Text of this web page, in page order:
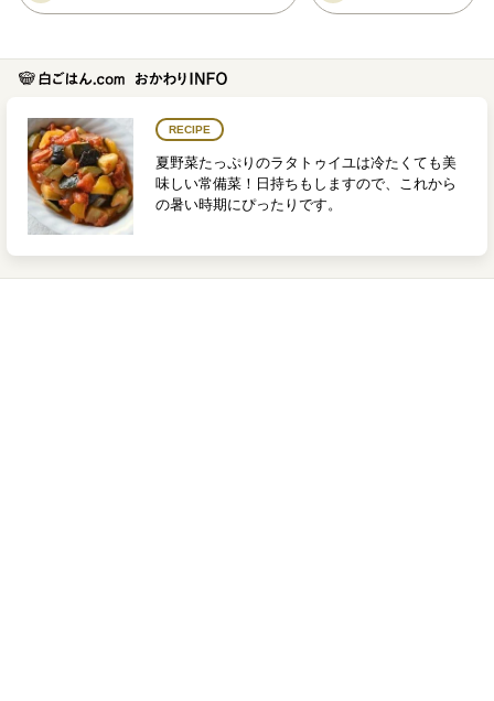
RECIPE
夏野菜たっぷりのラタトゥイユは冷たくても美
味しい常備菜！日持ちもしますので、これから
の暑い時期にぴったりです。